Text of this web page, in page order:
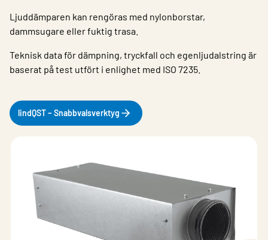
Ljuddämparen kan rengöras med nylonborstar,
dammsugare eller fuktig trasa.
Teknisk data för dämpning, tryckfall och egenljudalstring är
baserat på test utfört i enlighet med ISO 7235.
lindQST – Snabbvalsverktyg